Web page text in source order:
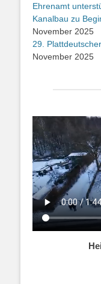
Ehrenamt
Kanalbau zu
November 2025
29.
November 2025